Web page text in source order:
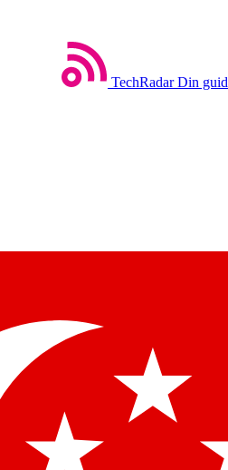
TechRadar Din